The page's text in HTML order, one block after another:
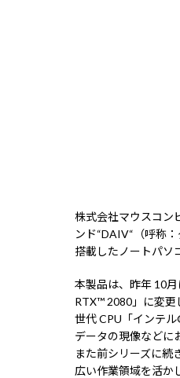
株式会社マウスコン
ンド“DAIV“（呼称
搭載したノートパソ
本製品は、昨年 10
RTX™ 2080」に変更
世代 CPU「インテ
データの現像などに
また前シリーズに続
広い作業領域を活か